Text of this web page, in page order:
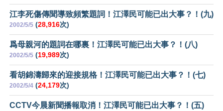
江李死傷傳聞導致頻繁題詞！江澤民可能已出大事？！(九)
2002/5/5 (28,916次)
爲母親河的題詞在哪裏！江澤民可能已出大事？！(八)
2002/5/5 (19,989次)
看胡錦濤歸來的迎接規格！江澤民可能已出大事？！(七)
2002/5/4 (24,179次)
CCTV今晨新聞播報取消！江澤民可能已出大事？！(五)